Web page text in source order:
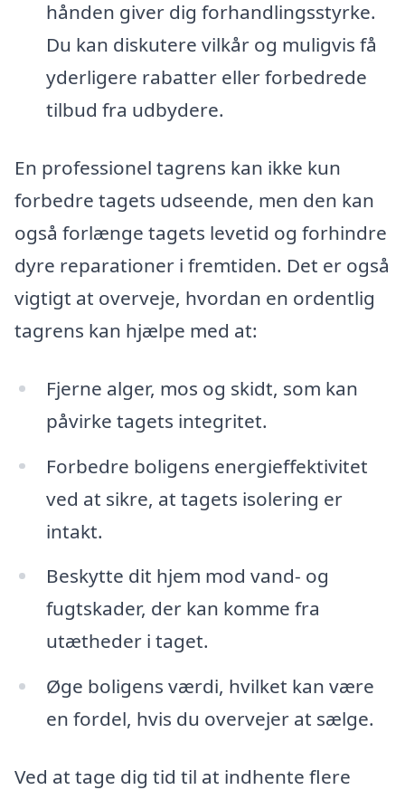
hånden giver dig forhandlingsstyrke.
Du kan diskutere vilkår og muligvis få
yderligere rabatter eller forbedrede
tilbud fra udbydere.
En professionel tagrens kan ikke kun
forbedre tagets udseende, men den kan
også forlænge tagets levetid og forhindre
dyre reparationer i fremtiden. Det er også
vigtigt at overveje, hvordan en ordentlig
tagrens kan hjælpe med at:
Fjerne alger, mos og skidt, som kan
påvirke tagets integritet.
Forbedre boligens energieffektivitet
ved at sikre, at tagets isolering er
intakt.
Beskytte dit hjem mod vand- og
fugtskader, der kan komme fra
utætheder i taget.
Øge boligens værdi, hvilket kan være
en fordel, hvis du overvejer at sælge.
Ved at tage dig tid til at indhente flere